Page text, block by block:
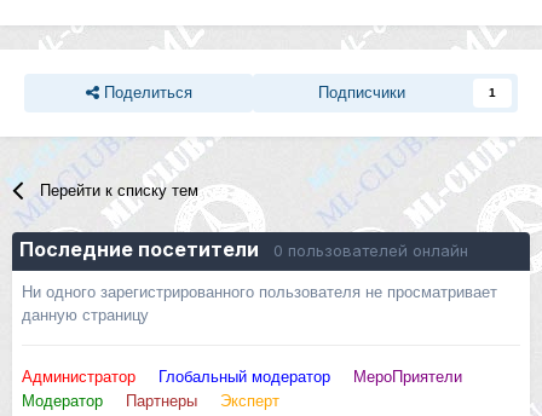
Поделиться Подписчики 1
Перейти к списку тем
Последние посетители 0 пользователей онлайн
Ни одного зарегистрированного пользователя не просматривает
данную страницу
Администратор Глобальный модератор
МероПриятели
Модератор
Партнеры Эксперт